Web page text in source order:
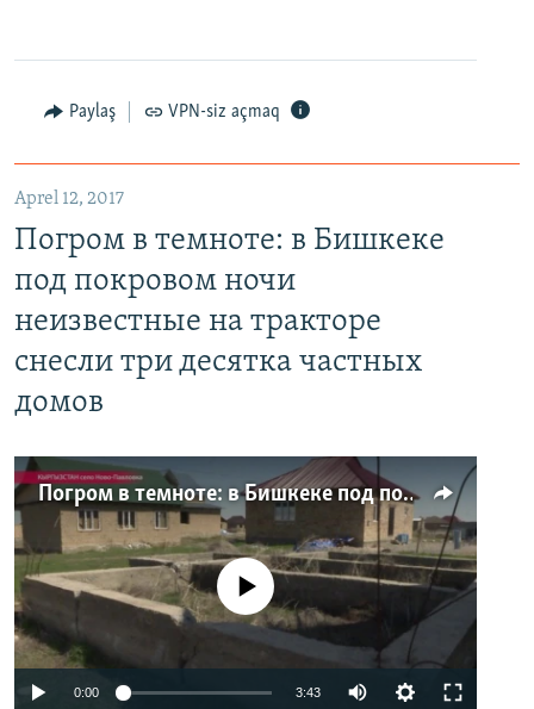
Paylaş VPN-siz açmaq
Aprel 12, 2017
Погром в темноте: в Бишкеке
под покровом ночи
неизвестные на тракторе
снесли три десятка частных
домов
Погром в темноте: в Бишкеке под покровом ночи неизвестные на тракторе снесли три десятка частных домов
No media source currently available
0:00 3:43